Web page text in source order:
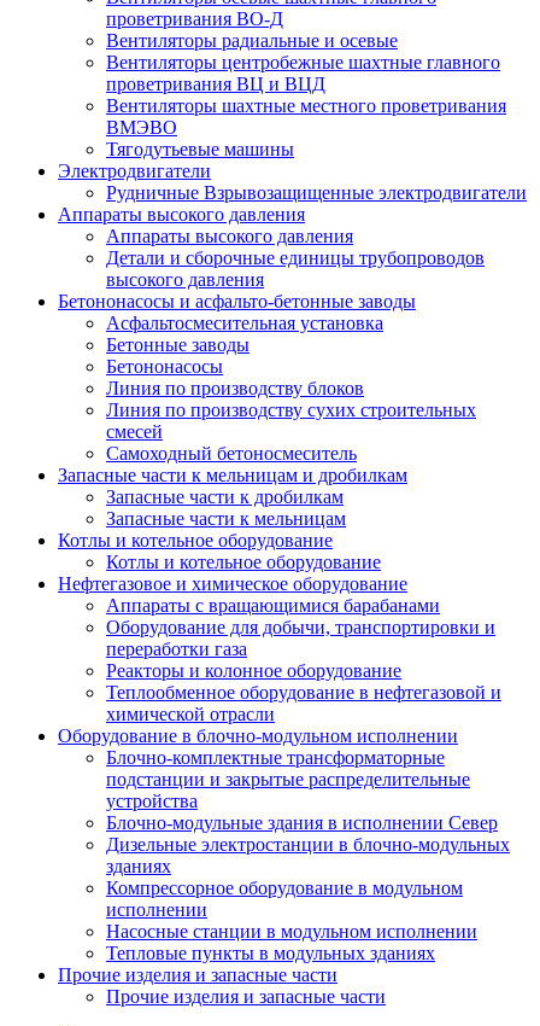
проветривания ВО-Д
Вентиляторы радиальные и осевые
Вентиляторы центробежные шахтные главного
проветривания ВЦ и ВЦД
Вентиляторы шахтные местного проветривания
ВМЭВО
Тягодутьевые машины
Электродвигатели
Рудничные Взрывозащищенные электродвигатели
Аппараты высокого давления
Аппараты высокого давления
Детали и сборочные единицы трубопроводов
высокого давления
Бетононасосы и асфальто-бетонные заводы
Асфальтосмесительная установка
Бетонные заводы
Бетононасосы
Линия по производству блоков
Линия по производству сухих строительных
смесей
Самоходный бетоносмеситель
Запасные части к мельницам и дробилкам
Запасные части к дробилкам
Запасные части к мельницам
Котлы и котельное оборудование
Котлы и котельное оборудование
Нефтегазовое и химическое оборудование
Аппараты с вращающимися барабанами
Оборудование для добычи, транспортировки и
переработки газа
Реакторы и колонное оборудование
Теплообменное оборудование в нефтегазовой и
химической отрасли
Оборудование в блочно-модульном исполнении
Блочно-комплектные трансформаторные
подстанции и закрытые распределительные
устройства
Блочно-модульные здания в исполнении Север
Дизельные электростанции в блочно-модульных
зданиях
Компрессорное оборудование в модульном
исполнении
Насосные станции в модульном исполнении
Тепловые пункты в модульных зданиях
Прочие изделия и запасные части
Прочие изделия и запасные части